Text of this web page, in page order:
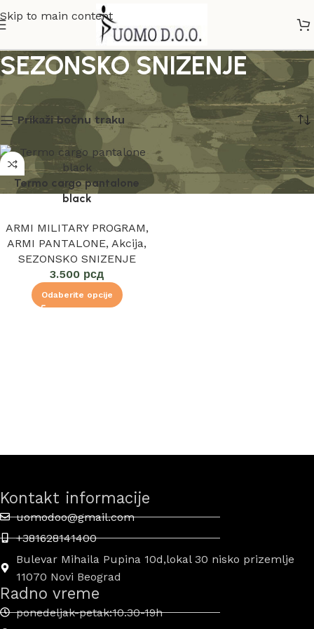
Skip to main content
SEZONSKO SNIZENJE
Početna SEZONSKO SNIZENJE Prikazan jedan rezultat
Prikaži bočnu traku
Termo cargo pantalone
black
ARMI MILITARY PROGRAM,
ARMI PANTALONE, Akcija,
SEZONSKO SNIZENJE
3.500 рсд
Odaberite opcije
Kontakt informacije
uomodoo@gmail.com
+381628141400
Bulevar Mihaila Pupina 10d,lokal 30 nisko prizemlje
11070 Novi Beograd
Radno vreme
ponedeljak-petak:10.30-19h